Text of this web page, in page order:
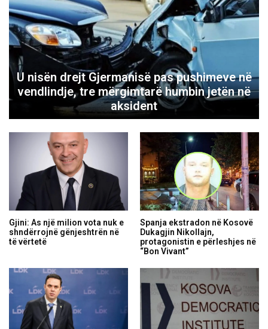
U nisën drejt Gjermanisë pas pushimeve në
vendlindje, tre mërgimtarë humbin jetën në
aksident
Gjini: As një milion vota nuk e
shndërrojnë gënjeshtrën në
të vërtetë
Spanja ekstradon në Kosovë
Dukagjin Nikollajn,
protagonistin e përleshjes në
“Bon Vivant”